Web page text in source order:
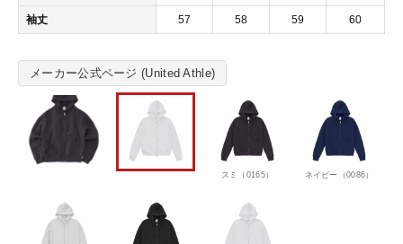
スミ（0165） ネイビー（0086）
パ
ー
個
袖丈 57 58 59 60
メーカー公式ページ (United Athle)